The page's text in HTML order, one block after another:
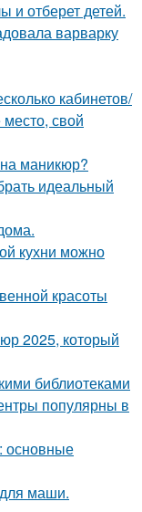
и отберет детей.
варварку
кабинетов/
свой
маникюр?
идеальный
кухни можно
красоты
2025, который
библиотеками
популярны в
основные
маши.